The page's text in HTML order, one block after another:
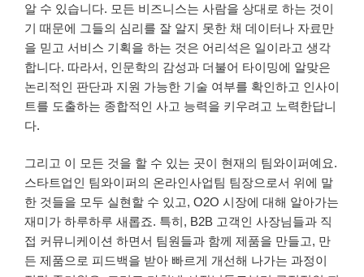
알 수 있습니다. 모든 비즈니스는 사람을 상대로 하는 것이
기 때문에 그들의 심리를 잘 알지 못한 채 데이터나 자료만
을 믿고 서비스 기획을 하는 것은 어리석은 일이라고 생각
합니다. 따라서, 인문학의 감성과 더불어 타이밍에 알맞은
논리적인 판단과 지원 가능한 기술 여부를 확인하고 인사이
트를 도출하는 종합적인 사고 능력을 키우려고 노력한답니
다.
그리고 이 모든 것을 할 수 있는 곳이 현재의 팀와이퍼예요.
스타트업인 팀와이퍼의 온라인사업팀 팀장으로서 위에 말
한 것들을 모두 실현할 수 있고, O2O 시장에 대해 알아가는
재미가 하루하루 새롭죠. 특히, B2B 고객인 사장님들과 직
접 커뮤니케이션 하면서 팀원들과 함께 제품을 만들고, 만
든 제품으로 피드백을 받아 빠르게 개선해 나가는 과정이